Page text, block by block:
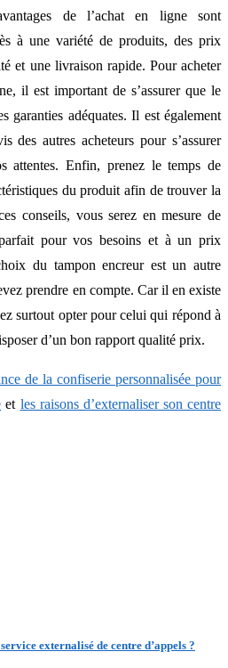
de l’achat en ligne sont
à une variété de produits, des prix
et une livraison rapide. Pour acheter
il est important de s’assurer que le
garanties adéquates. Il est également
des autres acheteurs pour s’assurer
attentes. Enfin, prenez le temps de
du produit afin de trouver la
conseils, vous serez en mesure de
pour vos besoins et à un prix
du tampon encreur est un autre
prendre en compte. Car il en existe
surtout opter pour celui qui répond à
d’un bon rapport qualité prix.
de la confiserie personnalisée pour
et les raisons d’externaliser son centre
externalisé de centre d’appels ?